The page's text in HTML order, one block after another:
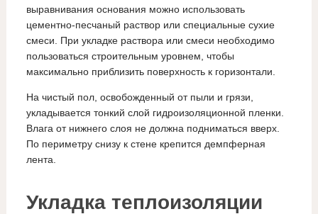
выравнивания основания можно использовать
цементно-песчаный раствор или специальные сухие
смеси. При укладке раствора или смеси необходимо
пользоваться строительным уровнем, чтобы
максимально приблизить поверхность к горизонтали.
На чистый пол, освобожденный от пыли и грязи,
укладывается тонкий слой гидроизоляционной пленки.
Влага от нижнего слоя не должна подниматься вверх.
По периметру снизу к стене крепится демпферная
лента.
Укладка теплоизоляции